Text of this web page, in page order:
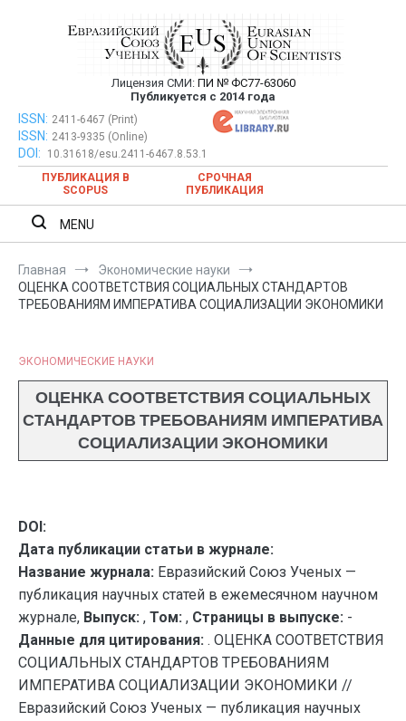
Евразийский Союз Ученых —
публикация научных статей в
ежемесячном научном журнале
Лицензия СМИ: ПИ № ФС77-63060
Публикуется с 2014 года
Евразийский Союз Ученых — публикация научных статей в
ежемесячном научном журнале
ISSN: 2411-6467 (Print)
ISSN: 2413-9335 (Online)
DOI:
10.31618/esu.2411-6467.8.53.1
ПУБЛИКАЦИЯ В
SCOPUS
СРОЧНАЯ
ПУБЛИКАЦИЯ
MENU
Главная
Экономические науки
ОЦЕНКА СООТВЕТСТВИЯ СОЦИАЛЬНЫХ СТАНДАРТОВ
ТРЕБОВАНИЯМ ИМПЕРАТИВА СОЦИАЛИЗАЦИИ ЭКОНОМИКИ
ЭКОНОМИЧЕСКИЕ НАУКИ
ОЦЕНКА СООТВЕТСТВИЯ СОЦИАЛЬНЫХ
СТАНДАРТОВ ТРЕБОВАНИЯМ ИМПЕРАТИВА
СОЦИАЛИЗАЦИИ ЭКОНОМИКИ
DOI:
Дата публикации статьи в журнале:
Название журнала: Евразийский Союз Ученых —
публикация научных статей в ежемесячном научном
журнале, Выпуск: , Том: , Страницы в выпуске: -
Данные для цитирования: . ОЦЕНКА СООТВЕТСТВИЯ
СОЦИАЛЬНЫХ СТАНДАРТОВ ТРЕБОВАНИЯМ
ИМПЕРАТИВА СОЦИАЛИЗАЦИИ ЭКОНОМИКИ //
Евразийский Союз Ученых — публикация научных